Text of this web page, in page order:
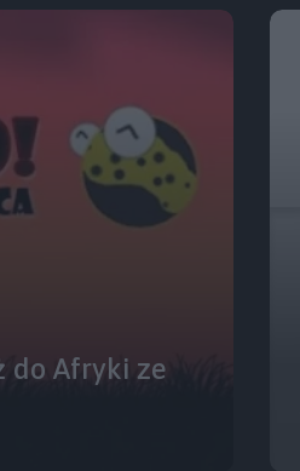
do Afryki ze